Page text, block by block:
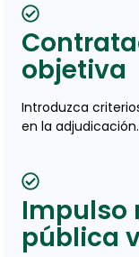
objetiva
Introduzca
en la adjudicación.
Impulso
pública